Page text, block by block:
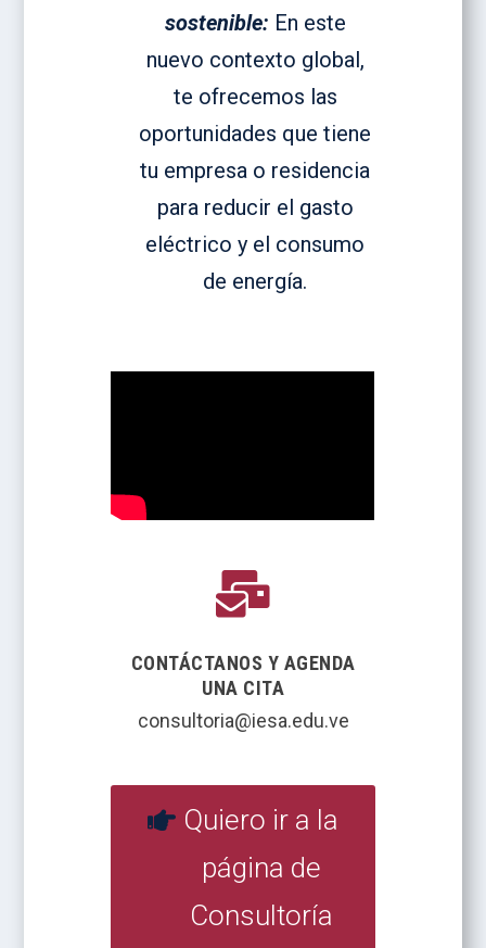
sostenible: En este
nuevo contexto global,
te ofrecemos las
oportunidades que tiene
tu empresa o residencia
para reducir el gasto
eléctrico y el consumo
de energía.

CONTÁCTANOS Y AGENDA
UNA CITA
consultoria@iesa.edu.ve
Quiero ir a la
página de
Consultoría